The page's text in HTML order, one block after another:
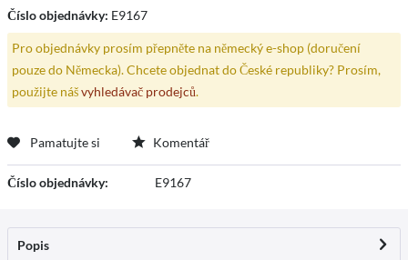
Číslo objednávky: E9167
Pro objednávky prosím přepněte na německý e-shop (doručení
pouze do Německa). Chcete objednat do České republiky? Prosím,
použijte nášvyhledávač prodejců.
Pamatujte si Komentář
Číslo objednávky: E9167
Popis